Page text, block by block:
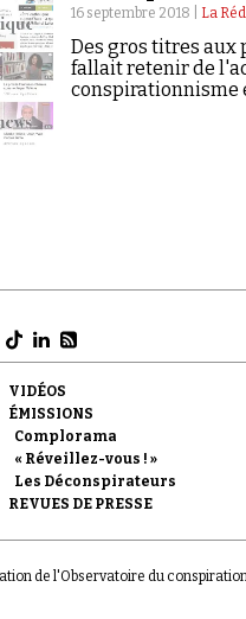
16 septembre 2018 | La
Des gros titres aux
fallait retenir de
conspirationnisme
VIDÉOS
ÉMISSIONS
Complorama
« Réveillez-vous ! »
Les Déconspirateurs
REVUES DE PRESSE
de l'Observatoire du